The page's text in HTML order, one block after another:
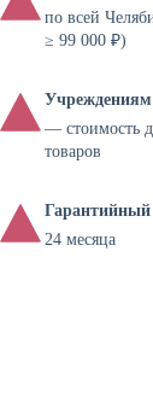
по всей
≥ 99 000 ₽)
Учреждениям
— стоимость
товаров
24 месяца